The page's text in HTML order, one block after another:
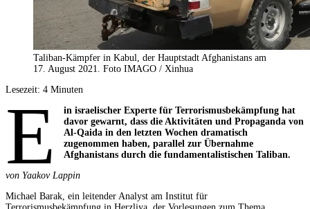
Taliban-Kämpfer in Kabul, der Hauptstadt Afghanistans am
17. August 2021. Foto IMAGO / Xinhua
Lesezeit: 4 Minuten
E
in israelischer Experte für Terrorismusbekämpfung hat
davor gewarnt, dass die Aktivitäten und Propaganda von
Al-Qaida in den letzten Wochen dramatisch
zugenommen haben, parallel zur Übernahme
Afghanistans durch die fundamentalistischen Taliban.
von Yaakov Lappin
Michael Barak, ein leitender Analyst am Institut für